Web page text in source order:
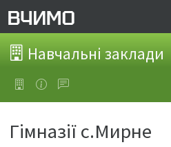
Навчальні заклади
Гімназії с.Мирне